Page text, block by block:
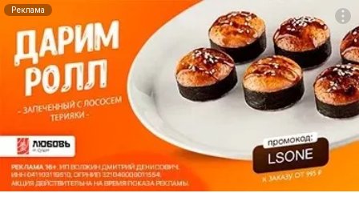
Реклама